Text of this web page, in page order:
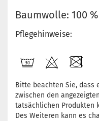
Baumwolle: 100 %
Pflegehinweise:
Bitte beachten Sie, dass
zwischen den
tatsächlichen Produkten
Des Weiteren kann es